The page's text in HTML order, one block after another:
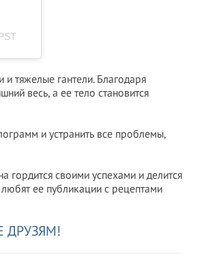
тяжелые гантели. Благодаря
весь, а ее тело становится
и устранить все проблемы,
гордится своими успехами и делится
ее публикации с рецептами
ДРУЗЯМ!